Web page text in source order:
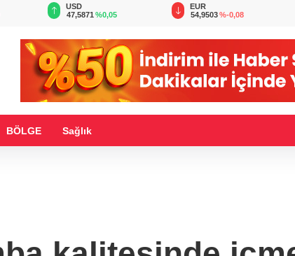
USD
47,5871 %0,05
EUR
54,9503%-0,08
BÖLGE Sağlık